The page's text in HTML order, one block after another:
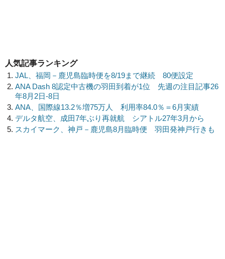
人気記事ランキング
JAL、福岡－鹿児島臨時便を8/19まで継続 80便設定
ANA Dash 8認定中古機の羽田到着が1位 先週の注目記事26
年8月2日-8日
ANA、国際線13.2％増75万人 利用率84.0％＝6月実績
デルタ航空、成田7年ぶり再就航 シアトル27年3月から
スカイマーク、神戸－鹿児島8月臨時便 羽田発神戸行きも